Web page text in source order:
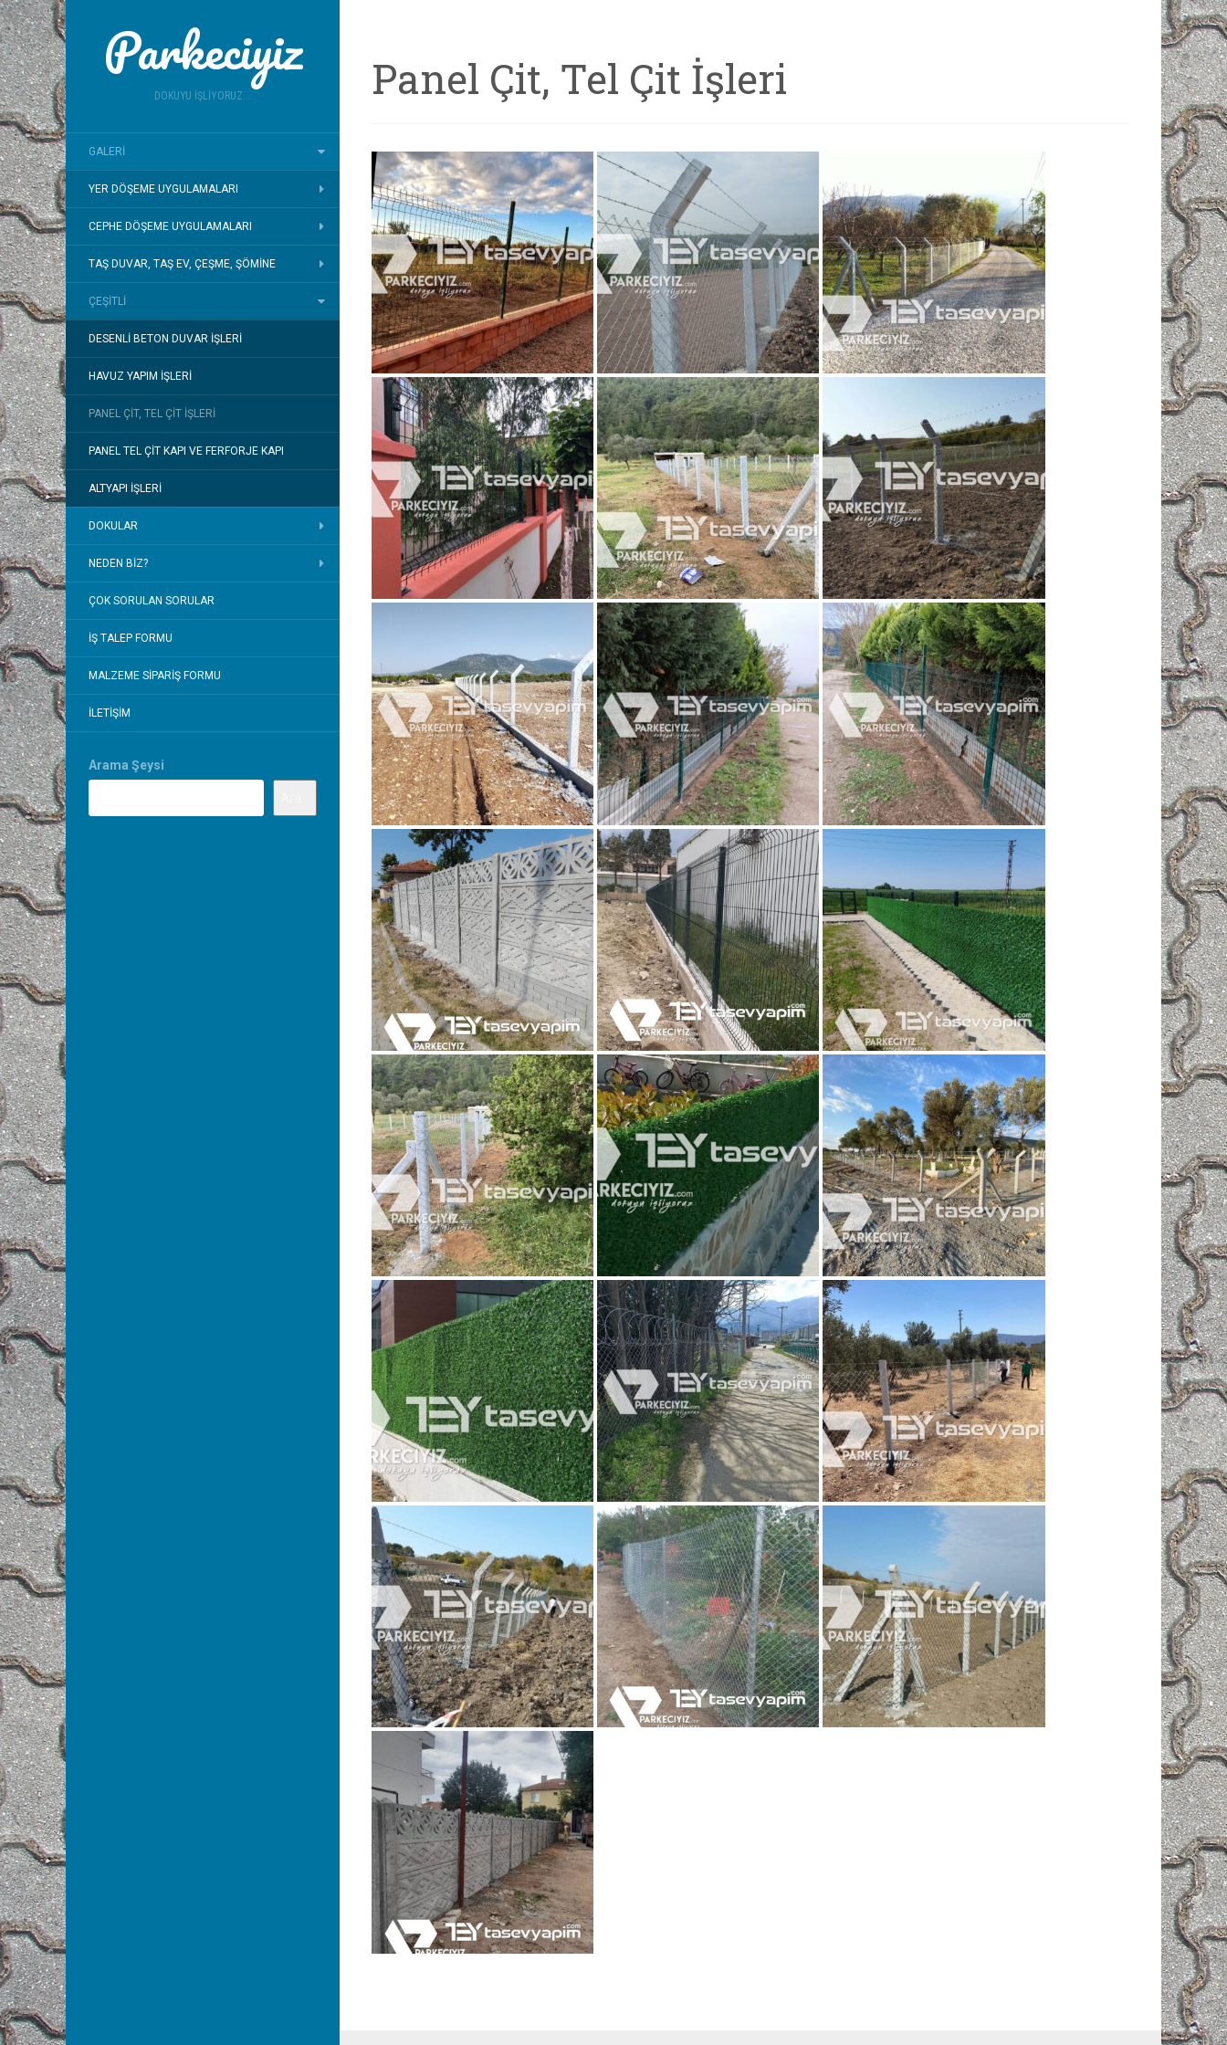
Parkeciyiz
DOKUYU İŞLIYORUZ...
GALERI
YER DÖŞEME UYGULAMALARI
CEPHE DÖŞEME UYGULAMALARI
TAŞ DUVAR, TAŞ EV, ÇEŞME, ŞÖMINE
ÇEŞITLI
DESENLI BETON DUVAR İŞLERI
HAVUZ YAPIM İŞLERI
PANEL ÇIT, TEL ÇIT İŞLERI
PANEL TEL ÇIT KAPI VE FERFORJE KAPI
ALTYAPI İŞLERI
DOKULAR
NEDEN BIZ?
ÇOK SORULAN SORULAR
İŞ TALEP FORMU
MALZEME SIPARIŞ FORMU
İLETIŞIM
Arama Şeysi
Panel Çit, Tel Çit İşleri